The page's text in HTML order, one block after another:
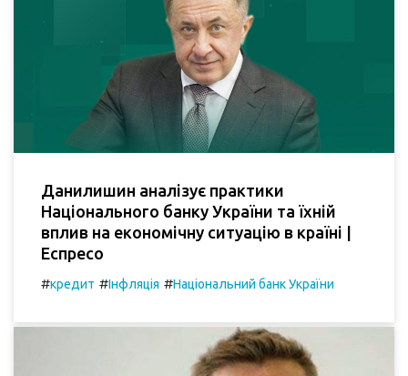
Данилишин аналізує практики
Національного банку України та їхній
вплив на економічну ситуацію в країні |
Еспресо
#кредит #Інфляція #Національний банк України